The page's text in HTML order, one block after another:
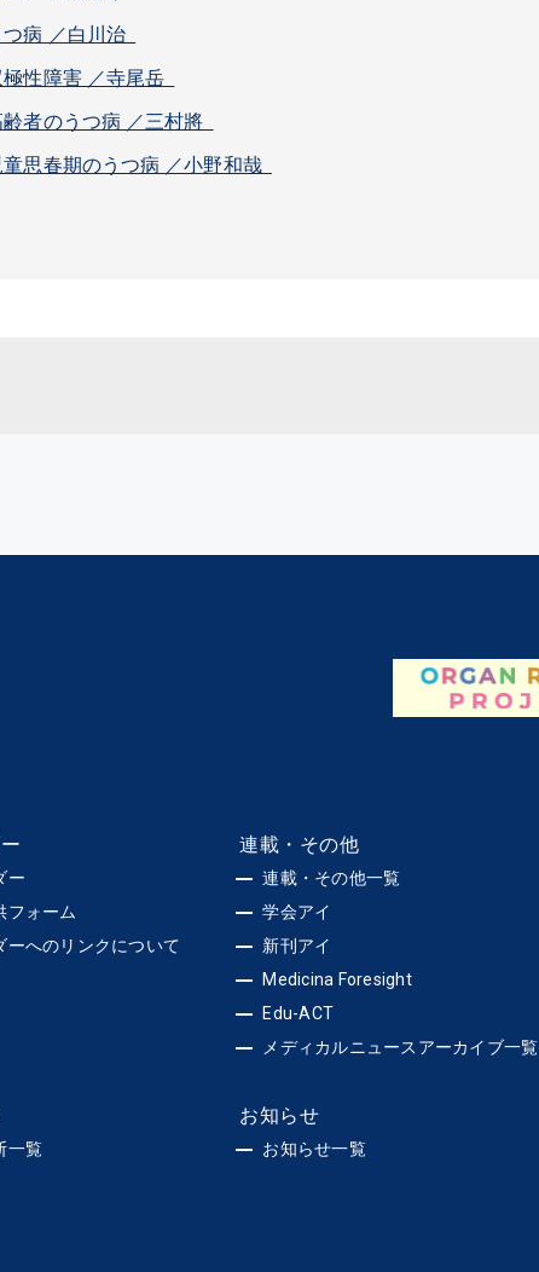
病 ／白川治
性障害 ／寺尾岳
者のうつ病 ／三村將
思春期のうつ病 ／小野和哉
ー
フォーム
ーへのリンクについて
連載・その他
連載・その他一覧
学会アイ
新刊アイ
Medicina Foresight
Edu-ACT
メディカルニュースアーカイブ一覧
一覧
お知らせ
お知らせ一覧